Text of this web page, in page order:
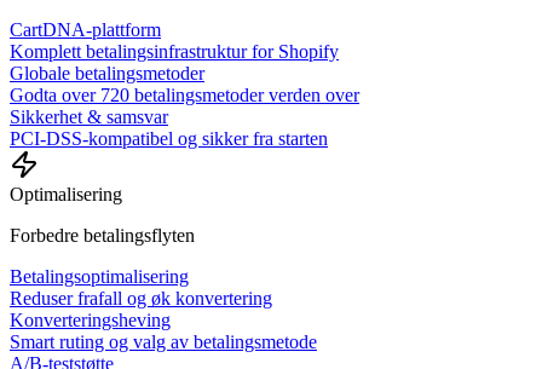
CartDNA-plattform
Komplett betalingsinfrastruktur for Shopify
Globale betalingsmetoder
Godta over 720 betalingsmetoder verden over
Sikkerhet & samsvar
PCI-DSS-kompatibel og sikker fra starten
Optimalisering
Forbedre betalingsflyten
Betalingsoptimalisering
Reduser frafall og øk konvertering
Konverteringsheving
Smart ruting og valg av betalingsmetode
A/B-teststøtte